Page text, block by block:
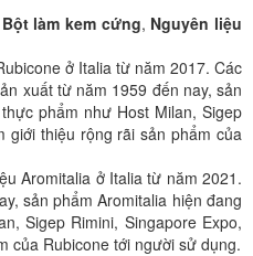
Bột làm kem cứng, Nguyên liệu
ở Italia từ năm 2017. Các
xuất từ năm 1959 đến nay, sản
phẩm như Host Milan, Sigep
giới thiệu rộng rãi sản phẩm của
Aromitalia ở Italia từ năm 2021.
sản phẩm Aromitalia hiện đang
Sigep Rimini, Singapore Expo,
của Rubicone tới người sử dụng.